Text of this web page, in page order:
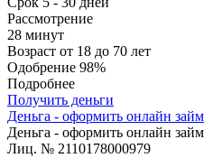
Рассмотрение
28 минут
Возраст от 18 до 70 лет
Одобрение 98%
Подробнее
Получить деньги
Деньга - оформить онлайн займ
Деньга - оформить онлайн займ
Лиц. № 2110178000979